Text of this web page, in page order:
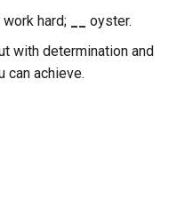
hard;
oyster.
with determination and
can achieve.